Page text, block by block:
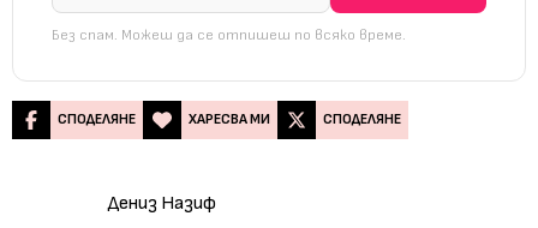
Без спам. Можеш да се отпишеш по всяко време.
СПОДЕЛЯНЕ ХАРЕСВА МИ СПОДЕЛЯНЕ
Дениз Назиф